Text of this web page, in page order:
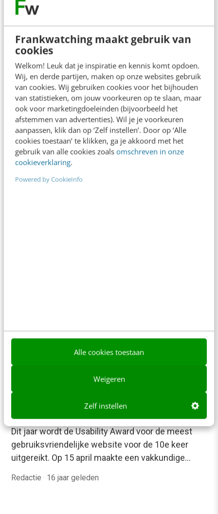
Frankwatching maakt gebruik van
cookies
Welkom! Leuk dat je inspiratie en kennis komt opdoen.
Wij, en derde partijen, maken op onze websites gebruik
van cookies. Wij gebruiken cookies voor het bijhouden
van statistieken, om jouw voorkeuren op te slaan, maar
ook voor marketingdoeleinden (bijvoorbeeld het
afstemmen van advertenties). Wil je je voorkeuren
aanpassen, klik dan op ‘Zelf instellen’. Door op ‘Alle
cookies toestaan’ te klikken, ga je akkoord met het
gebruik van alle cookies zoals omschreven in onze
cookieverklaring.
Powered by CookieInfo
Alle cookies toestaan
Weigeren
Zelf instellen
ONLINE MASTERCLASS
De nieuwe SEO- & GEO-
spelregels
KLANTCONTACT & CX
Genomineerd voor de Usability Award 2010:
Hotels.nl
Dit jaar wordt de Usability Award voor de meest
gebruiksvriendelijke website voor de 10e keer
uitgereikt. Op 15 april maakte een vakkundige…
Redactie · 16 jaar geleden